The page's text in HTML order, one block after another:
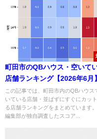
町田市のQBハウス・空いて
店舗ランキング【2026年6月】
この記事では、町田市内のQBハウス
いている店舗・並ばずにすぐにカッ
る店舗ランキングをまとめています
編集部が独自調査したスコア...